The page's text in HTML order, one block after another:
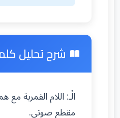
شرح تحليل
الْـ: اللام القمرية مع
مقطع صوتي.